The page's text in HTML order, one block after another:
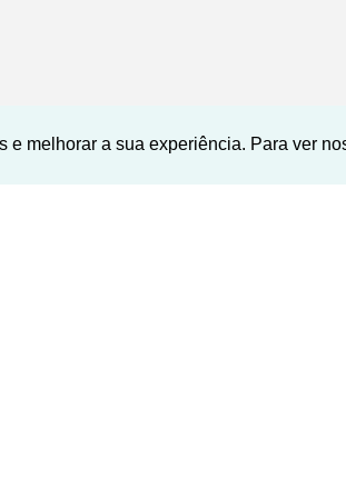
e melhorar a sua experiência. Para ver